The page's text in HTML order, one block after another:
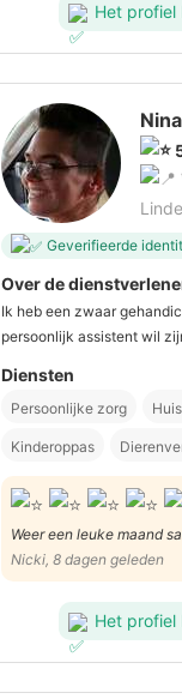
Het profiel
Nina
Geverifieerde
Over de
Ik heb een zwaar
persoonlijk assistent wil
Diensten
Persoonlijke zorg
Kinderoppas
Weer een leuke maand
uitstap naar Pairi Daiza.
Nicki, 8 dagen geleden
Het profiel